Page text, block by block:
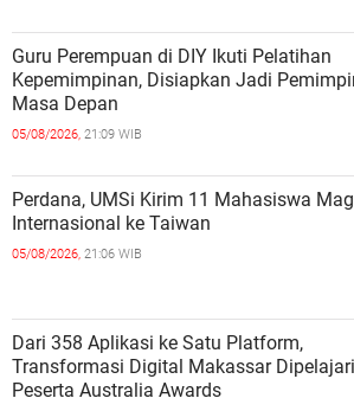
Guru Perempuan di DIY Ikuti Pelatihan
Kepemimpinan, Disiapkan Jadi
Masa Depan
05/08/2026, 21:09 WIB
Perdana, UMSi Kirim 11 Mahasiswa
Internasional ke Taiwan
05/08/2026, 21:06 WIB
Dari 358 Aplikasi ke Satu Platform,
Transformasi Digital Makassar Dipelajari
Peserta Australia Awards